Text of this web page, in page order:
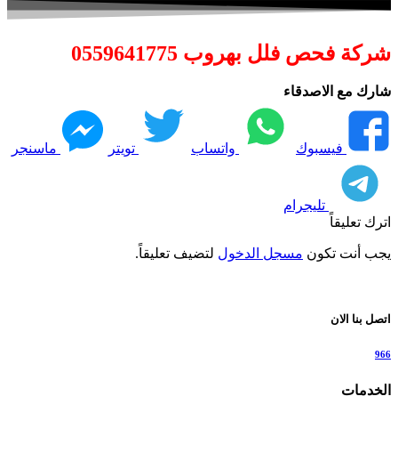
شركة فحص فلل بهروب 0559641775
شارك مع الاصدقاء
فيسبوك واتساب تويتر ماسنجر
تليجرام
اترك تعليقاً
يجب أنت تكون مسجل الدخول لتضيف تعليقاً.
اتصل بنا الان
966
الخدمات